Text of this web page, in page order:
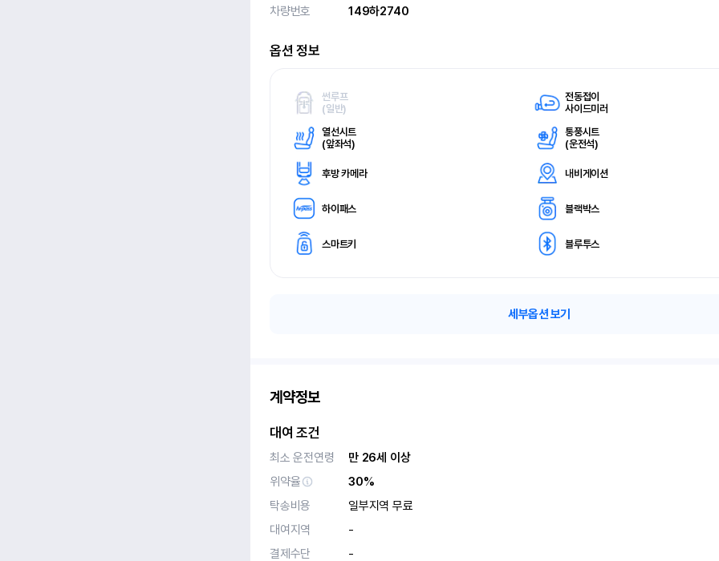
차량번호
149하2740
옵션 정보
썬루프
(일반)
전동접이
사이드미러
열선시트
(앞좌석)
통풍시트
(운전석)
후방 카메라 내비게이션
하이패스 블랙박스
스마트키 블루투스
세부옵션 보기
계약정보
대여 조건
최소 운전연령
만 26세 이상
위약율
30%
탁송비용
일부지역 무료
대여지역
-
결제수단
-